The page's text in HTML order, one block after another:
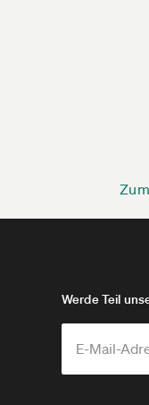
Werde Teil